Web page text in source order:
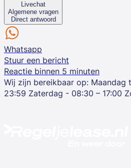
Livechat
Algemene vragen
Direct antwoord
Whatsapp
Stuur een bericht
Reactie binnen 5 minuten
Wij zijn bereikbaar op: Maandag
23:59 Zaterdag - 08:30 – 17:00